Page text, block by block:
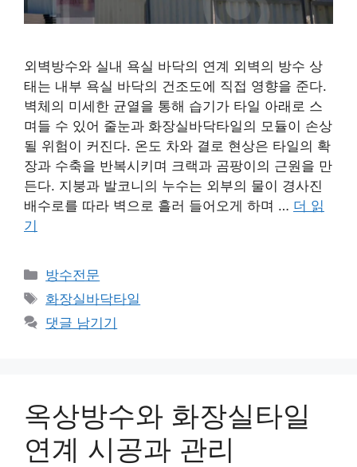
외벽방수와 실내 욕실 바닥의 연계 외벽의 방수 상
태는 내부 욕실 바닥의 건조도에 직접 영향을 준다.
벽체의 미세한 균열을 통해 습기가 타일 아래로 스
며들 수 있어 줄눈과 화장실바닥타일의 모듈이 손상
될 위험이 커진다. 온도 차와 결로 현상은 타일의 확
장과 수축을 반복시키며 크랙과 곰팡이의 근원을 만
든다. 지붕과 발코니의 누수는 외부의 물이 경사진
배수로를 따라 벽으로 흘러 들어오게 하며 … 더 읽
기
카
테
고
리
방수전문
태
그
화장실바닥타일
댓글 남기기
옥상방수와 화장실타일
연계 시공과 관리